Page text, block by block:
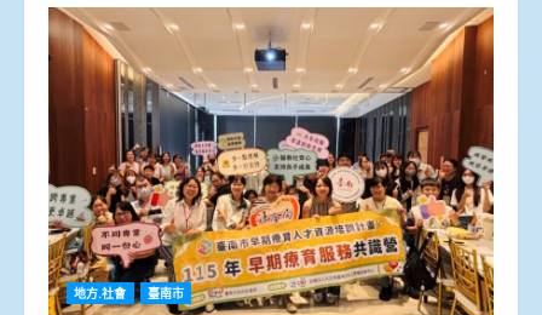
地方.社會 臺南市